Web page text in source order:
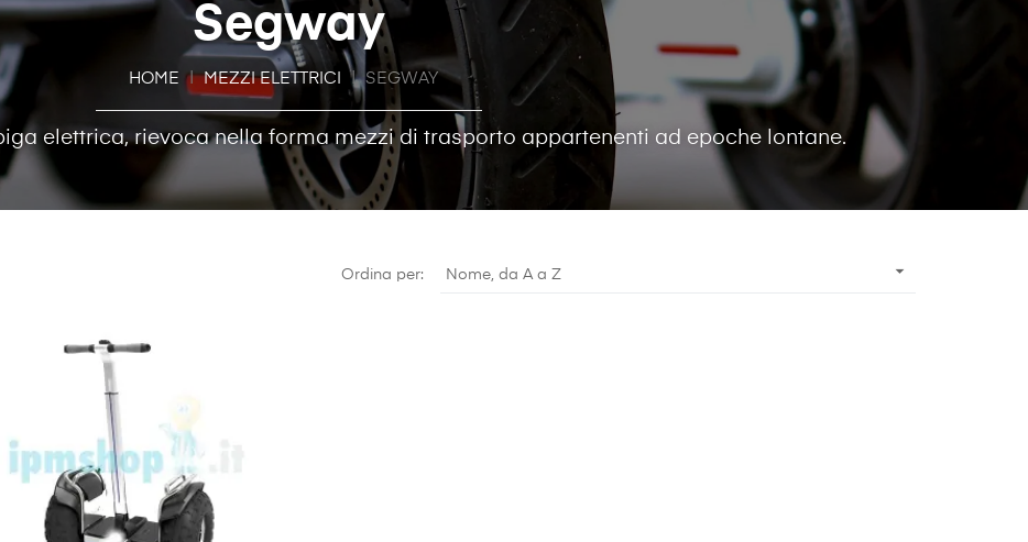
Segway
HOME MEZZI ELETTRICI SEGWAY
elettrica, rievoca nella forma mezzi di trasporto appartenenti ad epoche lontane.
Ordina per: Nome, da A a Z 